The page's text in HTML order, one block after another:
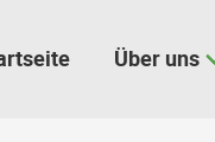
Über uns